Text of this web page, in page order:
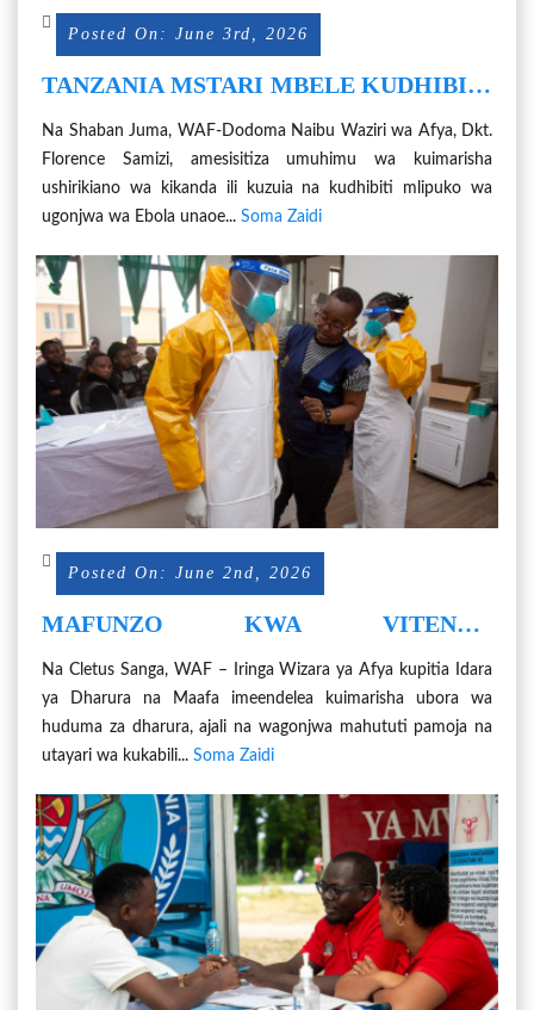
Posted On: June 3rd, 2026
TANZANIA MSTARI MBELE KUDHIBITI
MASHARIKI
Na Shaban Juma, WAF-Dodoma Naibu Waziri wa Afya, Dkt.
Florence Samizi, amesisitiza umuhimu wa kuimarisha
ushirikiano wa kikanda ili kuzuia na kudhibiti mlipuko wa
ugonjwa wa Ebola unaoe... Soma Zaidi
Posted On: June 2nd, 2026
MAFUNZO KWA VITENDO
NA UTAYARI KUJIKINGA NA EBOLA
Na Cletus Sanga, WAF – Iringa Wizara ya Afya kupitia Idara
ya Dharura na Maafa imeendelea kuimarisha ubora wa
huduma za dharura, ajali na wagonjwa mahututi pamoja na
utayari wa kukabili... Soma Zaidi